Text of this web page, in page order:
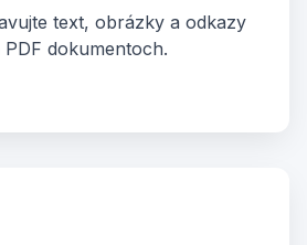
text, obrázky a odkazy
dokumentoch.